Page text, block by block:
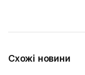
Схожі новини